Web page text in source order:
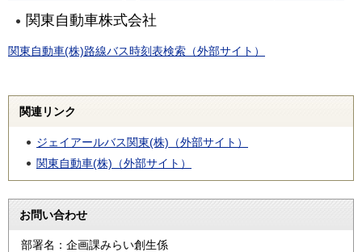
関東自動車株式会社
関東自動車(株)路線バス時刻表検索（外部サイト）
関連リンク
ジェイアールバス関東(株)（外部サイト）
関東自動車(株)（外部サイト）
お問い合わせ
部署名：企画課みらい創生係